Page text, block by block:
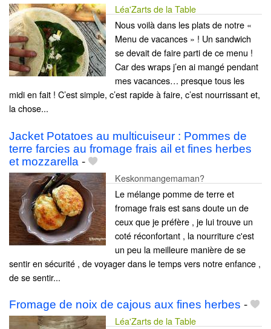
Léa'Zarts de la Table
Nous voilà dans les plats de notre «
Menu de vacances » ! Un sandwich
se devait de faire parti de ce menu !
Car des wraps j’en ai mangé pendant
mes vacances… presque tous les
midi en fait ! C’est simple, c’est rapide à faire, c’est nourrissant et,
la chose...
Jacket Potatoes au multicuiseur : Pommes de
terre farcies au fromage frais ail et fines herbes
et mozzarella -
Keskonmangemaman?
Le mélange pomme de terre et
fromage frais est sans doute un de
ceux que je préfère , je lui trouve un
coté réconfortant , la nourriture c'est
un peu la meilleure manière de se
sentir en sécurité , de voyager dans le temps vers notre enfance ,
de se sentir...
Fromage de noix de cajous aux fines herbes -
Léa'Zarts de la Table